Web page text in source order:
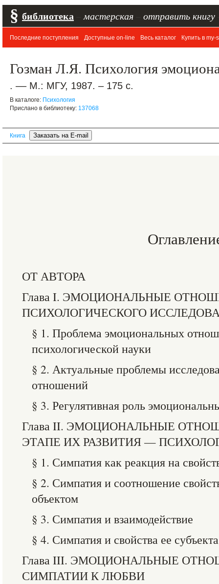
§ библиотека мастерская отправить книгу
Последние поступления Доступные on-line Весь каталог Купить в my-
Гозман Л.Я. Психология
. –– М.: МГУ, 1987. – 175 с.
В каталоге: Психология
Прислано в библиотеку: 137068
Книга
ОТ АВТОРА
Глава I. ЭМОЦИОНАЛЬНЫЕ
ПСИХОЛОГИЧЕСКОГО
§ 1. Проблема эмоциональных
психологической науки
§ 2. Актуальные проблемы
отношений
§ 3. Регулятивная роль
Глава II. ЭМОЦИОНАЛЬНЫЕ
ЭТАПЕ ИХ РАЗВИТИЯ —
§ 1. Симпатия как реакция на
§ 2. Симпатия и соотношение
объектом
§ 3. Симпатия и взаимодействие
§ 4. Симпатия и свойства ее субъекта
Глава III. ЭМОЦИОНАЛЬНЫЕ
СИМПАТИИ К ЛЮБВИ